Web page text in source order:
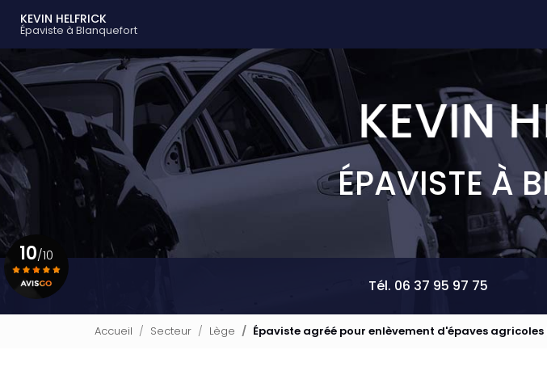
contenu
principal
KEVIN HELFRICK
Épaviste à Blanquefort
ÉPAVISTE À
Tél. 06 37 95 97 75
10/10
Accueil Secteur Lège Épaviste agréé pour enlèvement d'épaves agricoles